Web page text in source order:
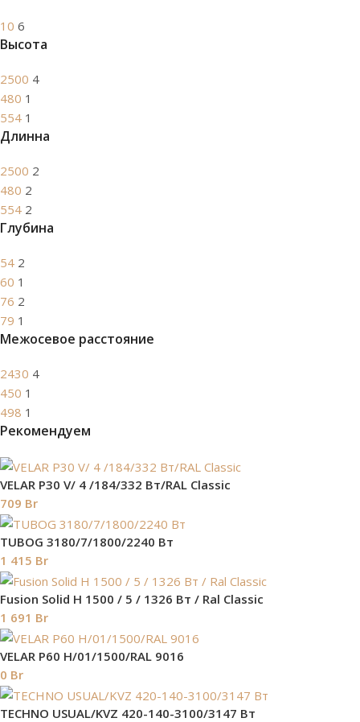
10 6
Высота
2500 4
480 1
554 1
Длинна
2500 2
480 2
554 2
Глубина
54 2
60 1
76 2
79 1
Межосевое расстояние
2430 4
450 1
498 1
Рекомендуем
VELAR P30 V/ 4 /184/332 Вт/RAL Classic
709 Br
TUBOG 3180/7/1800/2240 Вт
1 415 Br
Fusion Solid H 1500 / 5 / 1326 Вт / Ral Classic
1 691 Br
VELAR P60 H/01/1500/RAL 9016
0 Br
TECHNO USUAL/KVZ 420-140-3100/3147 Вт